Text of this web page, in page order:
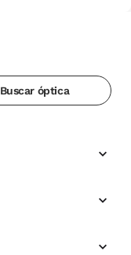
Buscar óptica